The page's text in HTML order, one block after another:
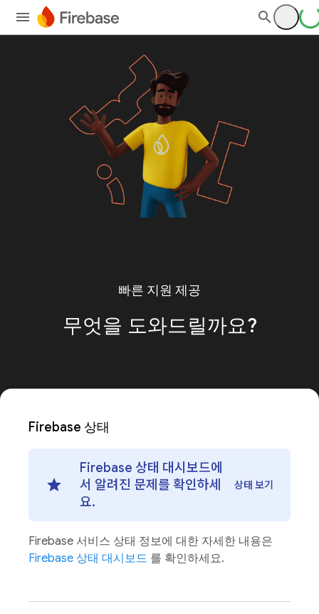
빠른 지원 제공
무엇을 도와드릴까요?
Firebase 상태
Firebase 상태 대시보드에
서 알려진 문제를 확인하세
요.
상태 보기
Firebase 서비스 상태 정보에 대한 자세한 내용은
Firebase 상태 대시보드 를 확인하세요.